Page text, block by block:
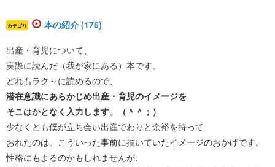
カテゴリ 本の紹介 (176)
出産・育児について、
実際に読んだ（我が家にある）本です。
どれもラク～に読めるので、
潜在意識にあらかじめ出産・育児のイメージを
そこはかとなく入力します。（＾＾；）
少なくとも僕が立ち会い出産でわりと余裕を持って
おれたのは、こういった事前に描いていたイメージのおかげです。
性格にもよるのかもしれませんが、